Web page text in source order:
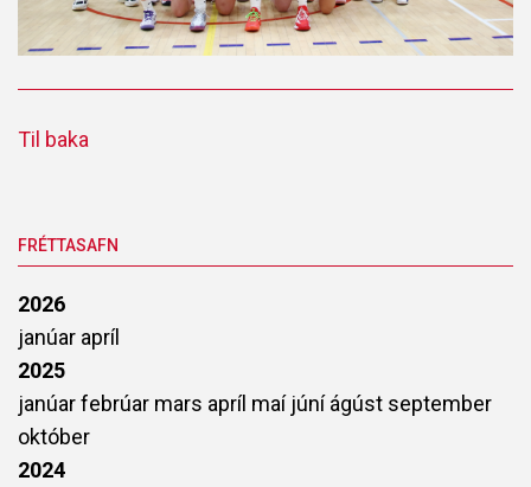
Til baka
FRÉTTASAFN
2026
janúar apríl
2025
janúarfebrúar mars apríl maí júníágúst september
október
2024